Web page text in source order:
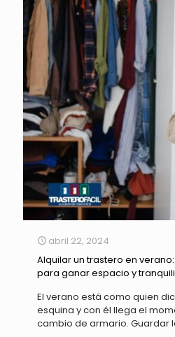
abril 22, 2024
Alquilar un trastero en
para ganar espacio y
El verano está como quien
esquina y con él llega el
cambio de armario. Guardar